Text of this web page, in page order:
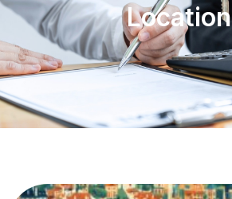
Location